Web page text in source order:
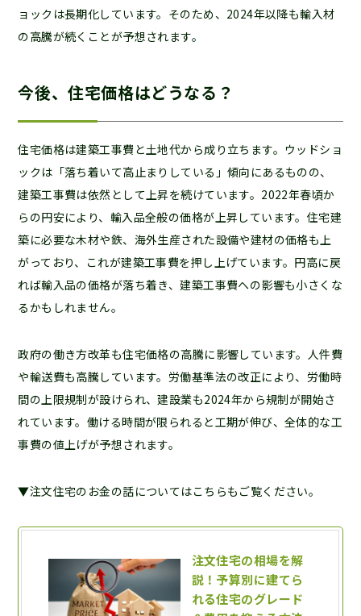
ョックは長期化しています。そのため、2024年以降も輸入材
の高騰が続くことが予想されます。
今後、住宅価格はどうなる？
住宅価格は建築工事費と土地代から成り立ちます。ウッドショ
ックは「落ち着いて高止まりしている」傾向にあるものの、
建築工事費は依然として上昇を続けています。2022年春頃か
らの円安により、輸入品全般の価格が上昇しています。住宅建
築に必要な木材や鉄、海外生産された設備や建材の価格も上
がっており、これが建築工事費を押し上げています。円高に戻
れば輸入品の価格が落ち着き、建築工事費への影響も小さくな
るかもしれません。
政府の働き方改革も住宅価格の高騰に影響しています。人件費
や輸送費も高騰しています。労働基準法の改正により、労働時
間の上限規制が設けられ、建設業も2024年から規制が開始さ
れています。働ける時間が限られると工期が伸び、全体的な工
事費の値上げが予想されます。
▼注文住宅のお金の話についてはこちらもご覧ください。